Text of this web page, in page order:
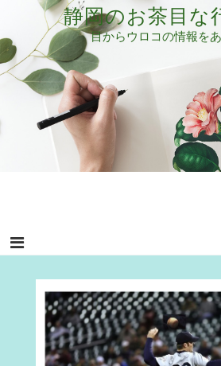
テ
ン
ツ
キ
静岡のお茶目な
目からウロコの情報を